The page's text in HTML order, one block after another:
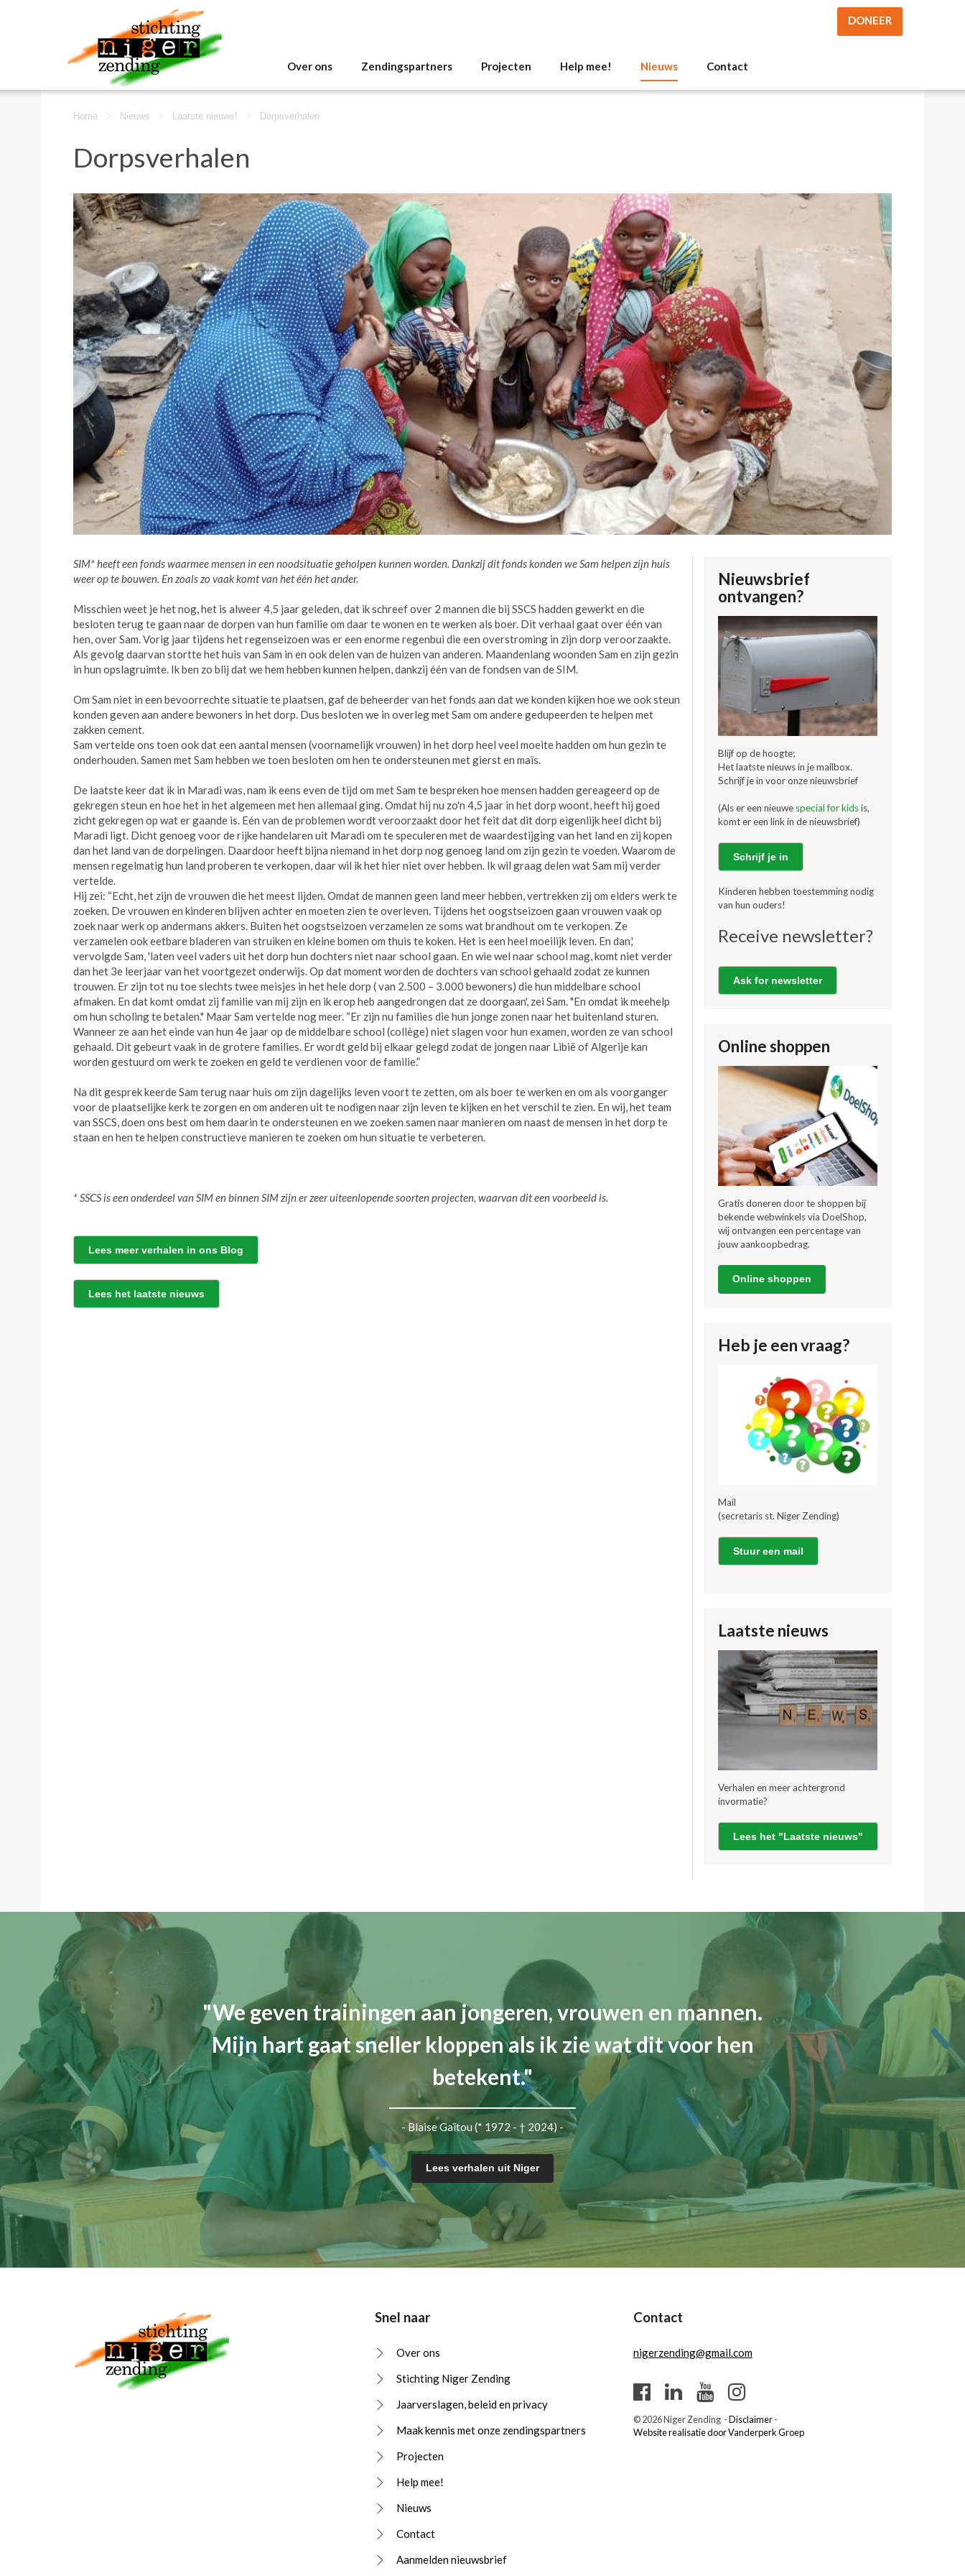
DONEER
Over ons Zendingspartners Projecten Help mee! Nieuws Contact
Home Nieuws Laatste nieuws! Dorpsverhalen
Dorpsverhalen
SIM* heeft een fonds waarmee mensen in een noodsituatie geholpen kunnen worden. Dankzij dit fonds kondenwe Sam helpen zijn huis
weer op te bouwen. En zoals zo vaak komt van het één het ander.
Misschien weet je het nog, het is alweer 4,5 jaar geleden, dat ik schreef over 2 mannen die bij SSCS hadden gewerkt en die
besloten terug te gaan naar de dorpen van hun familie om daar te wonen en te werken als boer. Dit verhaal gaat over één van
hen, over Sam. Vorig jaar tijdens het regenseizoen was er een enorme regenbui die een overstroming in zijn dorp veroorzaakte.
Als gevolg daarvan stortte het huis van Sam in en ook delen van de huizen van anderen. Maandenlang woonden Sam en zijn gezin
in hun opslagruimte. Ik ben zo blij dat we hem hebben kunnen helpen, dankzij één van de fondsen van de SIM.
Om Sam niet in een bevoorrechte situatie te plaatsen, gaf de beheerder van het fonds aan dat we konden kijken hoe we ook steun
konden geven aan andere bewoners in het dorp. Dus besloten we in overleg met Sam om andere gedupeerden te helpen met
zakken cement.
Sam vertelde ons toen ook dat een aantal mensen (voornamelijk vrouwen) in het dorp heel veel moeite hadden om hun gezin te
onderhouden. Samen met Sam hebben we toen besloten om hen te ondersteunen met gierst en maïs.
De laatste keer dat ik in Maradi was, nam ik eens even de tijd om met Sam te bespreken hoe mensen hadden gereageerd op de
gekregen steun en hoe het in het algemeen met hen allemaal ging. Omdat hij nu zo'n 4,5 jaar in het dorp woont, heeft hij goed
zicht gekregen op wat er gaande is. Eén van de problemen wordt veroorzaakt door het feit dat dit dorp eigenlijk heel dicht bij
Maradi ligt. Dicht genoeg voor de rijke handelaren uit Maradi om te speculeren met de waardestijging van het land en zij kopen
dan het land van de dorpelingen. Daardoor heeft bijna niemand in het dorp nog genoeg land om zijn gezin te voeden. Waarom de
mensen regelmatig hun land proberen te verkopen, daar wil ik het hier niet over hebben. Ik wil graag delen wat Sam mij verder
vertelde.
Hij zei: “Echt, het zijn de vrouwen die het meest lijden. Omdat de mannen geen land meer hebben, vertrekken zij om elders werk te
zoeken. De vrouwen en kinderen blijven achter en moeten zien te overleven. Tijdens het oogstseizoen gaan vrouwen vaak op
zoek naar werk op andermans akkers. Buiten het oogstseizoen verzamelen ze soms wat brandhout om te verkopen. Ze
verzamelen ook eetbare bladeren van struiken en kleine bomen om thuis te koken. Het is een heel moeilijk leven. En dan,'
vervolgde Sam, 'laten veel vaders uit het dorp hun dochters niet naar school gaan. En wie wel naar school mag, komt niet verder
dan het 3e leerjaar van het voortgezet onderwijs. Op dat moment worden de dochters van school gehaald zodat ze kunnen
trouwen. Er zijn tot nu toe slechts twee meisjes in het hele dorp ( van 2.500 – 3.000 bewoners) die hun middelbare school
afmaken. En dat komt omdat zij familie van mij zijn en ik erop heb aangedrongen dat ze doorgaan', zei Sam. "En omdat ik meehelp
om hun scholing te betalen." Maar Sam vertelde nog meer. “Er zijn nu families die hun jonge zonen naar het buitenland sturen.
Wanneer ze aan het einde van hun 4e jaar op de middelbare school (collège) niet slagen voor hun examen, worden ze van school
gehaald. Dit gebeurt vaak in de grotere families. Er wordt geld bij elkaar gelegd zodat de jongen naar Libië of Algerije kan
worden gestuurd om werk te zoeken en geld te verdienen voor de familie.”
Na dit gesprek keerde Sam terug naar huis om zijn dagelijks leven voort te zetten, om als boer te werken en om als voorganger
voor de plaatselijke kerk te zorgen en om anderen uit te nodigen naar zijn leven te kijken en het verschil te zien. En wij, het team
van SSCS, doen ons best om hem daarin te ondersteunen en we zoeken samen naar manieren om naast de mensen in het dorp te
staan en hen te helpen constructieve manieren te zoeken om hun situatie te verbeteren.
* SSCS is een onderdeel van SIM en binnen SIM zijn er zeer uiteenlopende soorten projecten, waarvan dit eenvoorbeeld is.
Lees meer verhalen in ons Blog
Lees het laatste nieuws
Nieuwsbrief
ontvangen?
Blijf op de hoogte;
Het laatste nieuws in je mailbox.
Schrijf je in voor onze nieuwsbrief
(Als er een nieuwe special for kidsis,
komt er een link in de nieuwsbrief)
Schrijf je in
Kinderen hebben toestemming nodig
van hun ouders!
Receive newsletter?
Ask for newsletter
Online shoppen
Gratis doneren door te shoppen bij
bekende webwinkels via DoelShop,
wij ontvangen een percentage van
jouw aankoopbedrag.
Online shoppen
Heb je een vraag?
Mail
(secretaris st. Niger Zending)
Stuur een mail
Laatste nieuws
Verhalen en meer achtergrond
invormatie?
Lees het "Laatste nieuws"
"We geven trainingen aan jongeren, vrouwen en mannen.
Mijn hart gaat sneller kloppen als ik zie wat dit voor hen
betekent."
- Blaise Gaïtou (* 1972 - † 2024) -
Lees verhalen uit Niger
Snel naar
Over ons
Stichting Niger Zending
Jaarverslagen, beleid en privacy
Maak kennis met onze zendingspartners
Projecten
Help mee!
Nieuws
Contact
Aanmelden nieuwsbrief
Contact
nigerzending@gmail.com
© 2026 Niger Zending -Disclaimer-
Website realisatie door Vanderperk Groep